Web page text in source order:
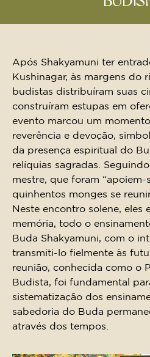
Após Shakyamuni ter
Kushinagar, às margens do
budistas distribuíram suas
construíram estupas em
evento marcou um
reverência e devoção,
da presença espiritual do
relíquias sagradas.
mestre, que foram “apoiem-
quinhentos monges se
Neste encontro solene, eles
memória, todo o
Buda Shakyamuni, com o
transmiti-lo fielmente às
reunião, conhecida como o
Budista, foi fundamental
sistematização dos
sabedoria do Buda
através dos tempos.